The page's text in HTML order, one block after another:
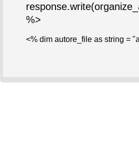
%>
<% dim autore_file as string =